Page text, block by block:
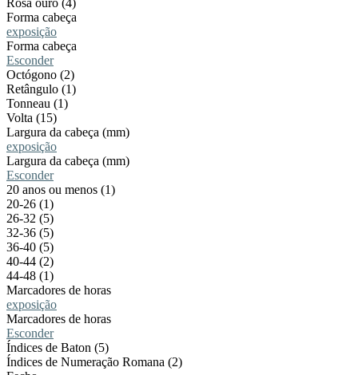
Rosa ouro (4)
Forma cabeça
exposição
Forma cabeça
Esconder
Octógono (2)
Retângulo (1)
Tonneau (1)
Volta (15)
Largura da cabeça (mm)
exposição
Largura da cabeça (mm)
Esconder
20 anos ou menos (1)
20-26 (1)
26-32 (5)
32-36 (5)
36-40 (5)
40-44 (2)
44-48 (1)
Marcadores de horas
exposição
Marcadores de horas
Esconder
Índices de Baton (5)
Índices de Numeração Romana (2)